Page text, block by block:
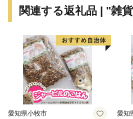
関連する返礼品 | "雑
愛知県小牧市 愛知